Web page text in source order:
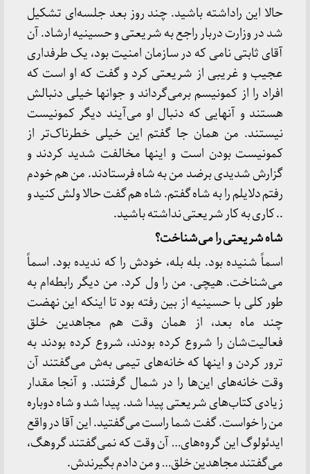
حالا این راداشته باشید. چند روز بعد جلسه‌ای تشکیل
شد در وزارت دربار راجع به شریعتی و حسینیه ارشاد. آن
آقای ثابتی نامی که در سازمان امنیت بود، یک طرفداری
عجیب و غریبی از شریعتی کرد و گفت که او است که
افراد را از کمونیسم برمی‌گرداند و جوانها خیلی دنبالش
هستند و آنهایی که دنبال او می‌آیند دیگر کمونیست
نیستند. من همان جا گفتم این خیلی خطرناک‌تر از
کمونیست بودن است و اینها مخالفت شدید کردند و
گزارش شدیدی برضد من به شاه فرستادند. من هم خودم
رفتم دلایلم را به شاه گفتم. شاه هم گفت حالا ولش کنید و
.. کاری به کار شریعتی نداشته باشید.
شاه شریعتی را می‌شناخت؟
اسماً شنیده بود. بله بله، خودش را که ندیده بود. اسماً
می‌شناخت. هیچی. من را ول کرد. من دیگر رابطه‌ام به
طور کلی با حسینیه از بین رفته بود تا اینکه این نهضت
چند ماه بعد، از همان وقت هم مجاهدین خلق
فعالیت‌شان را شروع کرده بودند، شروع کرده بودند به
ترور کردن و اینها که خانه‌های تیمی به‌ش می‌گفتند آن
وقت خانه‌های این‌ها را در شمال گرفتند. و آنجا مقدار
زیادی کتاب‌های شریعتی پیدا شد. پیدا شد و شاه دوباره
من را خواست. گفت شما راست می‌گفتید. این آقا در واقع
ایدئولوگ این گروه‌های… آن وقت که نمی‌گفتند گروهگ،
می‌گفتند مجاهدین خلق… و من دادم بگیرندش.